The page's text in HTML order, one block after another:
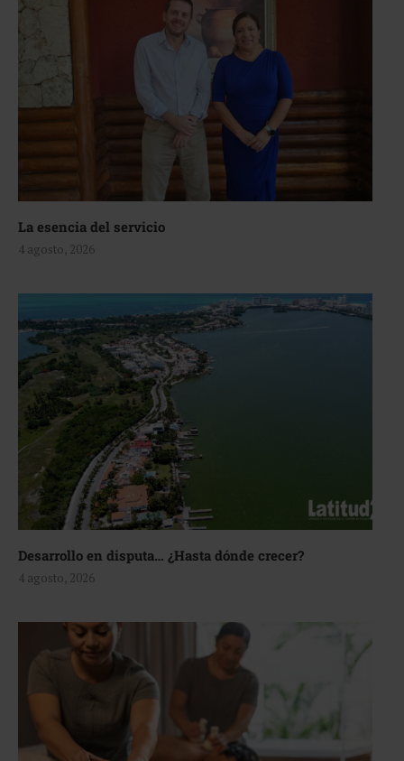
La esencia del servicio
4 agosto, 2026
Desarrollo en disputa… ¿Hasta dónde crecer?
4 agosto, 2026